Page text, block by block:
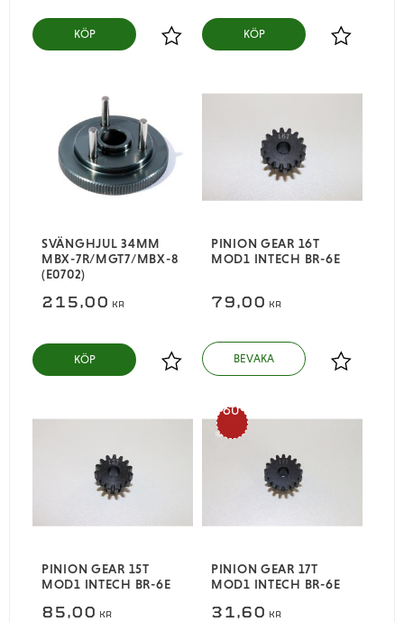
Lägg till i favoriter
KÖP
Lägg till i
KÖP
SVÄNGHJUL 34MM
MBX-7R/MGT7/MBX-8
(E0702)
215,00 KR
Lägg till i favoriter
KÖP
PINION GEAR 16T
MOD1 INTECH BR-6E
79,00 KR
Lägg till i
PINION GEAR 15T
MOD1 INTECH BR-6E
85,00 KR
PINION GEAR 17T
MOD1 INTECH BR-6E
31,60 KR
60
%